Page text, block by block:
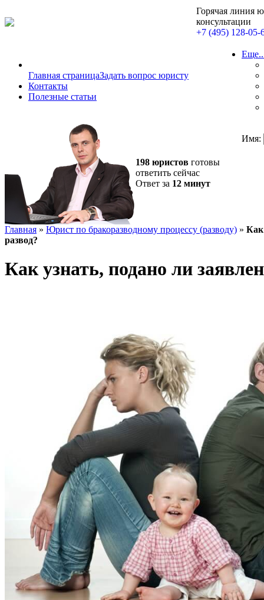
Горячая линия
консультации
+7 (495) 128-05-
Главная страницаЗадать вопрос юристу
Контакты
Полезные статьи
198 юристов готовы
ответить сейчас
Ответ за 12 минут
Имя:
Главная » Юрист по бракоразводному процессу (разводу) » Как
развод?
Как узнать, подано ли